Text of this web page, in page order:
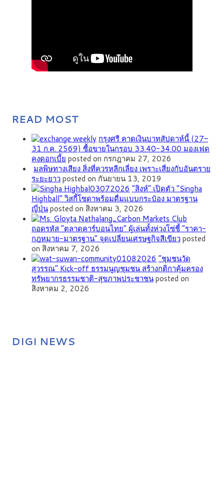
READ MOST
กรุงศรี คาดเงินบาทสัปดาห์นี้ (27–
31 ก.ค. 2569) ซื้อขายในกรอบ 33.40-34.00 มองเฟด
คงดอกเบี้ย posted on กรกฎาคม 27, 2026
มลพิษทางเสียง สิ่งที่ควรหลีกเลี่ยง เพราะเสี่ยงกับอันตราย
ระยะยาวposted on กันยายน 13, 2019
“สิงห์” เปิดตัว “Singha
Highball” วิสกี้โซดาพร้อมดื่มแบบกระป๋อง มาตรฐาน
ญี่ปุ่นposted on สิงหาคม 3, 2026
ถอดรหัส “ตลาดคาร์บอนไทย” ผู้เล่นทั้งห่วงโซ่ชี้ “ราคา-
กฎหมาย-มาตรฐาน” จุดเปลี่ยนเศรษฐกิจสีเขียวposted
on สิงหาคม 7, 2026
”ชุมชนวัด
สุวรรณ” Kick-off ธรรมนูญชุมชน สร้างกติกาคุ้มครอง
ทรัพยากรธรรมชาติ-สุขภาพประชาชนposted on
สิงหาคม 2, 2026
DIGI NEWS